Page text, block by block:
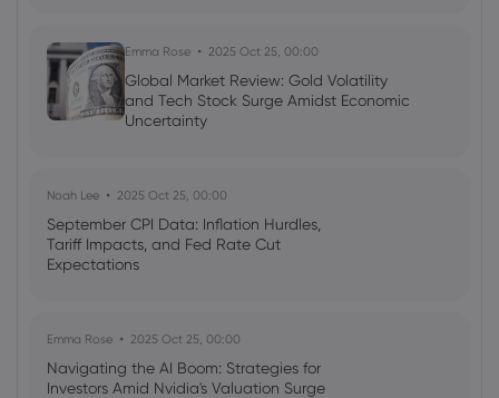
records for Tokyo, NY
Shares Indices Forex Commodities
Emma Rose 2025 Oct 25, 00:00
Global Market Review: Gold Volatility
and Tech Stock Surge Amidst Economic
Uncertainty
Noah Lee 2025 Oct 25, 00:00
September CPI Data: Inflation Hurdles,
Tariff Impacts, and Fed Rate Cut
Expectations
Emma Rose 2025 Oct 25, 00:00
Navigating the AI Boom: Strategies for
Investors Amid Nvidia's Valuation Surge